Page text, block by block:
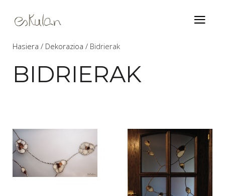
Hasiera Dekorazioa Bidrierak
BIDRIERAK